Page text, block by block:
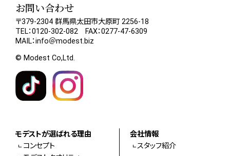
お問い合わせ
〒379-2304 群馬県太田市大原町 2256-18
TEL：0120-302-082 FAX：0277-47-6309
MAIL：info＠modest.biz
© Modest Co,Ltd.
モデストが選ばれる理由
コンセプト
会社情報
スタッフ紹介